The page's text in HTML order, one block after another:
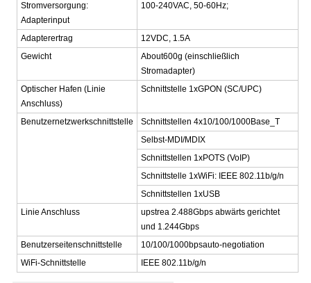
Stromversorgung:
Adapterinput
100-240VAC, 50-60Hz;
Adapterertrag
12VDC, 1.5A
Gewicht
About600g (einschließlich
Stromadapter)
Optischer Hafen (Linie
Anschluss)
Schnittstelle 1xGPON (SC/UPC)
Benutzernetzwerkschnittstelle
Schnittstellen 4x10/100/1000Base_T
Selbst-MDI/MDIX
Schnittstellen 1xPOTS (VoIP)
Schnittstelle 1xWiFi: IEEE 802.11b/g/n
Schnittstellen 1xUSB
Linie Anschluss
upstrea 2.488Gbps abwärts gerichtet
und 1.244Gbps
Benutzerseitenschnittstelle
10/100/1000bpsauto-negotiation
WiFi-Schnittstelle
IEEE 802.11b/g/n